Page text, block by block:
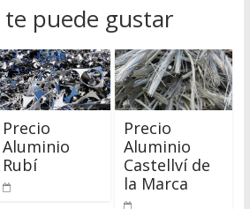
puede gustar
Precio
Aluminio
Rubí
Precio
Aluminio
Castellví de
la Marca